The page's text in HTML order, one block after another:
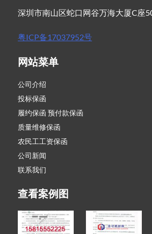
深圳市南山区蛇口网谷万海大厦C座
粤ICP备17037952号
网站菜单
公司介绍
投标保函
履约保函 预付款保函
质量维修保函
农民工工资保函
公司新闻
联系我们
查看案例图